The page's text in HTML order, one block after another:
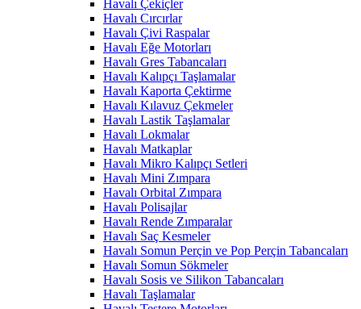
Havalı Çekiçler
Havalı Cırcırlar
Havalı Çivi Raspalar
Havalı Eğe Motorları
Havalı Gres Tabancaları
Havalı Kalıpçı Taşlamalar
Havalı Kaporta Çektirme
Havalı Kılavuz Çekmeler
Havalı Lastik Taşlamalar
Havalı Lokmalar
Havalı Matkaplar
Havalı Mikro Kalıpçı Setleri
Havalı Mini Zımpara
Havalı Orbital Zımpara
Havalı Polisajlar
Havalı Rende Zımparalar
Havalı Saç Kesmeler
Havalı Somun Perçin ve Pop Perçin Tabancaları
Havalı Somun Sökmeler
Havalı Sosis ve Silikon Tabancaları
Havalı Taşlamalar